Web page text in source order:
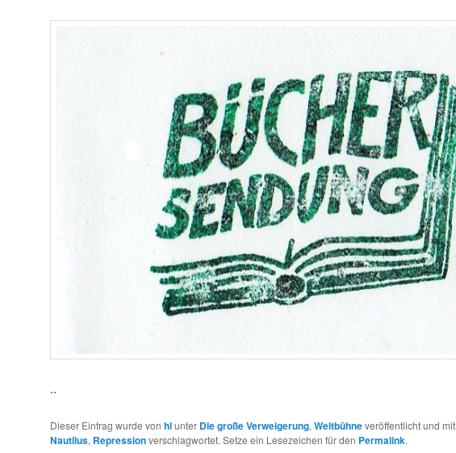
..
Dieser Eintrag wurde von hlunter Die große Verweigerung, Weltbühneveröffentlicht und mit
Nautilus, Repressionverschlagwortet. Setze ein Lesezeichen für den Permalink.